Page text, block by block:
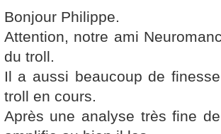
Bonjour Philippe.
Attention, notre ami
du troll.
Il a aussi beaucoup de
troll en cours.
Après une analyse très fine